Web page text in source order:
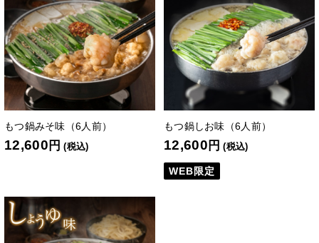
もつ鍋みそ味（6人前）
12,600 円 (税込)
もつ鍋しお味（6人前）
12,600 円 (税込)
WEB限定